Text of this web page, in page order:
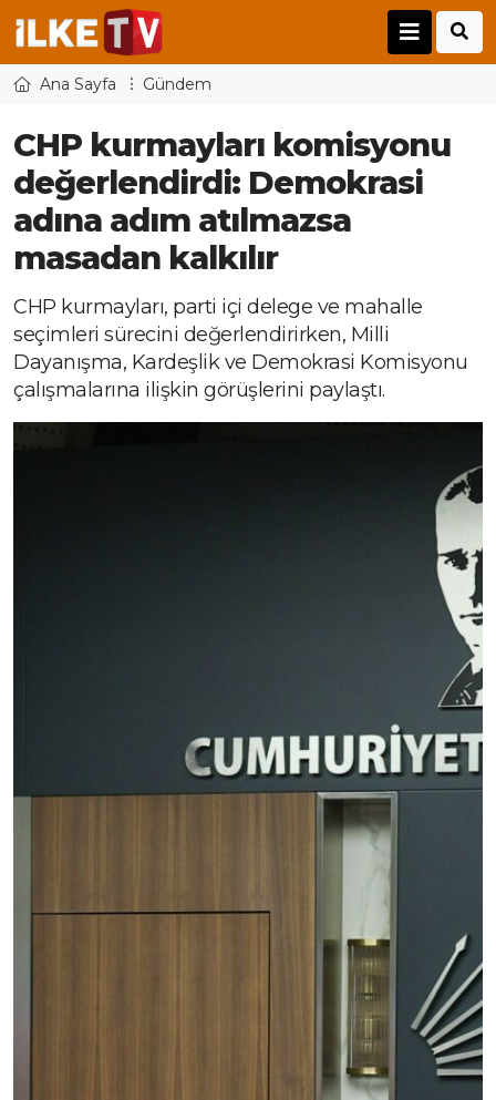
Ana Sayfa Gündem
CHP kurmayları komisyonu
değerlendirdi: Demokrasi
adına adım atılmazsa
masadan kalkılır
CHP kurmayları, parti içi delege ve mahalle
seçimleri sürecini değerlendirirken, Milli
Dayanışma, Kardeşlik ve Demokrasi Komisyonu
çalışmalarına ilişkin görüşlerini paylaştı.